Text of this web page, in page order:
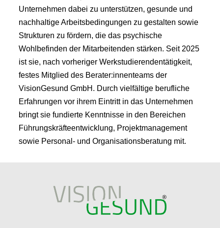
Unternehmen dabei zu unterstützen, gesunde und
nachhaltige Arbeitsbedingungen zu gestalten sowie
Strukturen zu fördern, die das psychische
Wohlbefinden der Mitarbeitenden stärken. Seit 2025
ist sie, nach vorheriger Werkstudierendentätigkeit,
festes Mitglied des Berater:innenteams der
VisionGesund GmbH. Durch vielfältige berufliche
Erfahrungen vor ihrem Eintritt in das Unternehmen
bringt sie fundierte Kenntnisse in den Bereichen
Führungskräfteentwicklung, Projektmanagement
sowie Personal- und Organisationsberatung mit.